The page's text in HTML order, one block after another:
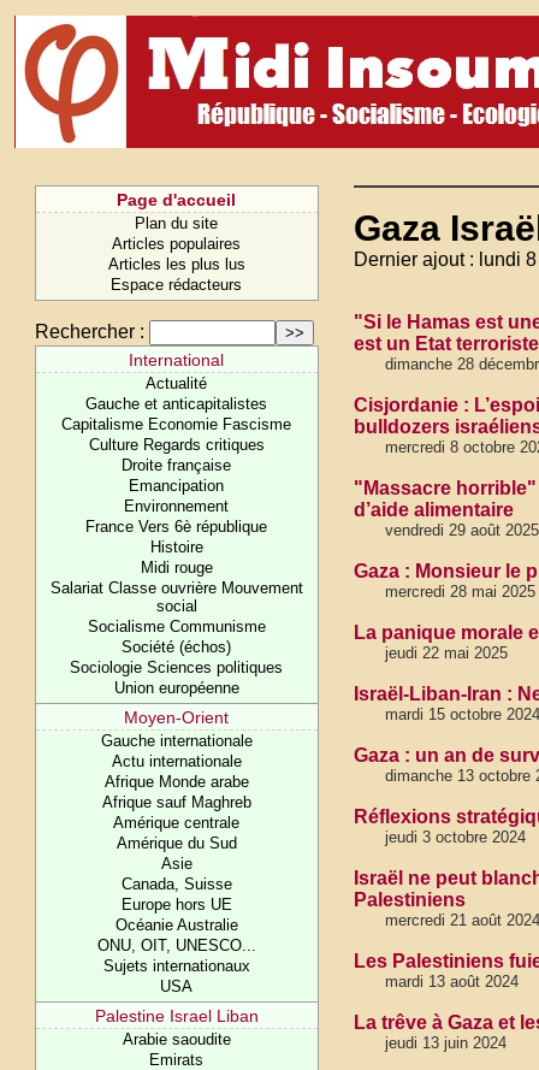
Page d'accueil
Plan du site
Articles populaires
Articles les plus lus
Espace rédacteurs
Rechercher :
International
Actualité
Gauche et anticapitalistes
Capitalisme Economie Fascisme
Culture Regards critiques
Droite française
Emancipation
Environnement
France Vers 6è république
Histoire
Midi rouge
Salariat Classe ouvrière Mouvement
social
Socialisme Communisme
Société (échos)
Sociologie Sciences politiques
Union européenne
Moyen-Orient
Gauche internationale
Actu internationale
Afrique Monde arabe
Afrique sauf Maghreb
Amérique centrale
Amérique du Sud
Asie
Canada, Suisse
Europe hors UE
Océanie Australie
ONU, OIT, UNESCO...
Sujets internationaux
USA
Palestine Israel Liban
Arabie saoudite
Emirats
Gaza
Dernier ajout : lundi
"Si le Hamas est
est un Etat
dimanche 28
Cisjordanie :
bulldozers
mercredi 8 octobre
"Massacre horrible"
d’aide alimentaire
vendredi 29 août 2025
Gaza : Monsieur le
mercredi 28 mai
La panique morale
jeudi 22 mai 2025
Israël-Liban-Iran :
mardi 15 octobre 2024
Gaza : un an de
dimanche 13 octobre
Réflexions
jeudi 3 octobre 2024
Israël ne peut
Palestiniens
mercredi 21 août 2024
Les Palestiniens
mardi 13 août 2024
La trêve à Gaza et
jeudi 13 juin 2024